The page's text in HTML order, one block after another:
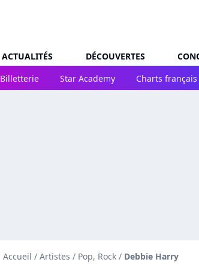
ACTUALITÉS DÉCOUVERTES
Billetterie
Star Academy Charts français
Accueil / Artistes / Pop, Rock / Debbie Harry